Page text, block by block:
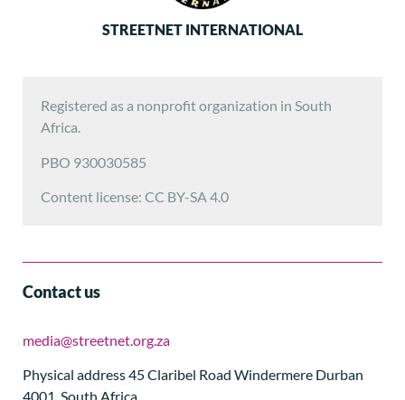
STREETNET INTERNATIONAL
Registered as a nonprofit organization in South
Africa.
PBO 930030585
Content license: CC BY-SA 4.0
Contact us
media@streetnet.org.za
Physical address 45 Claribel Road Windermere Durban
4001, South Africa